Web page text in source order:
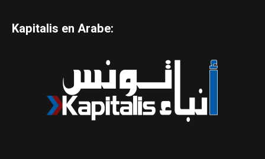
Kapitalis en Arabe: